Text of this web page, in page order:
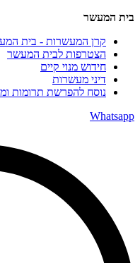
בית המעשר
קרן המעשרות - בית
הצטרפות לבית המעשר
חידוש מנוי קיים
דיני מעשרות
נוסח להפרשת תרומות
Whatsapp